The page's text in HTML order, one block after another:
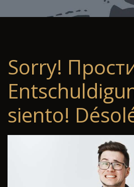
Sorry!
siento!